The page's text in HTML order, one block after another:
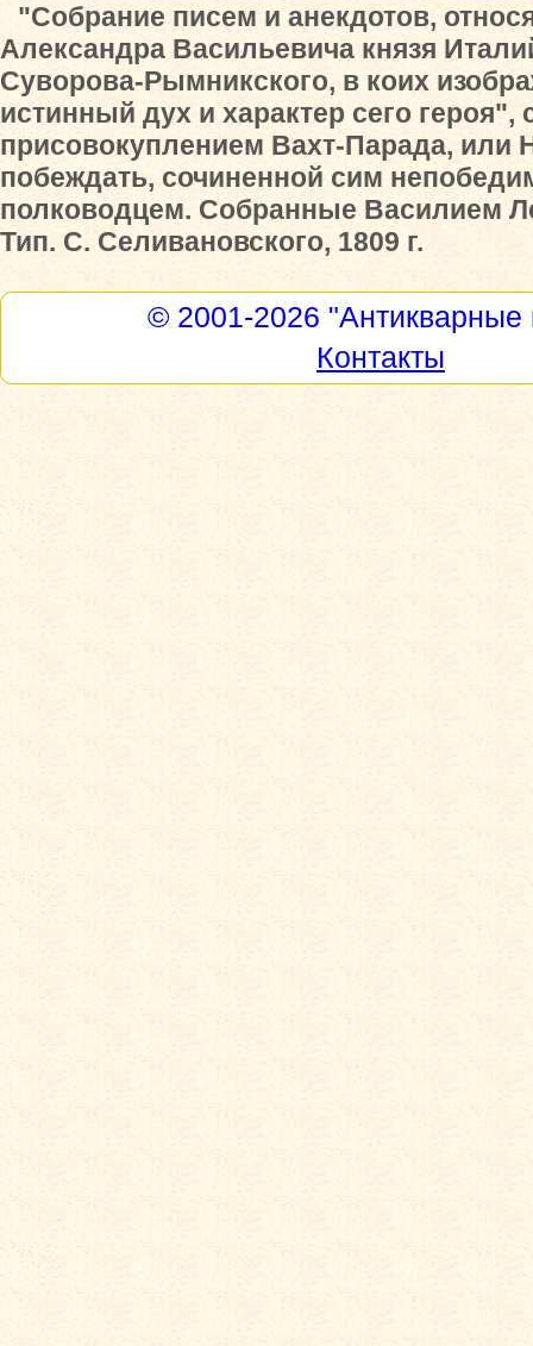
"Собрание писем и анекдотов,
Александра Васильевича князя
Суворова-Рымникского, в коих
истинный дух и характер сего героя",
присовокуплением Вахт-Парада, или
побеждать, сочиненной сим
полководцем. Собранные Василием
Тип. С. Селивановского, 1809 г.
© 2001-2026 "Антикварные
Контакты